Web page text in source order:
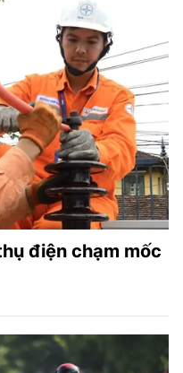
điện chạm mốc